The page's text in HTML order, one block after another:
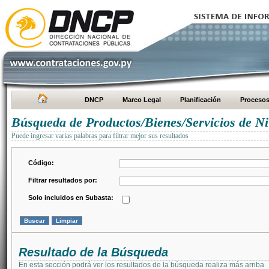
DNCP Marco Legal Planificación Procesos
Búsqueda de Productos/Bienes/Servicios de
Puede ingresar varias palabras para filtrar mejor sus resultados
Código:
Filtrar resultados por:
Solo incluidos en Subasta:
Resultado de la Búsqueda
En esta sección podrá ver los resultados de la búsqueda realiza más arriba